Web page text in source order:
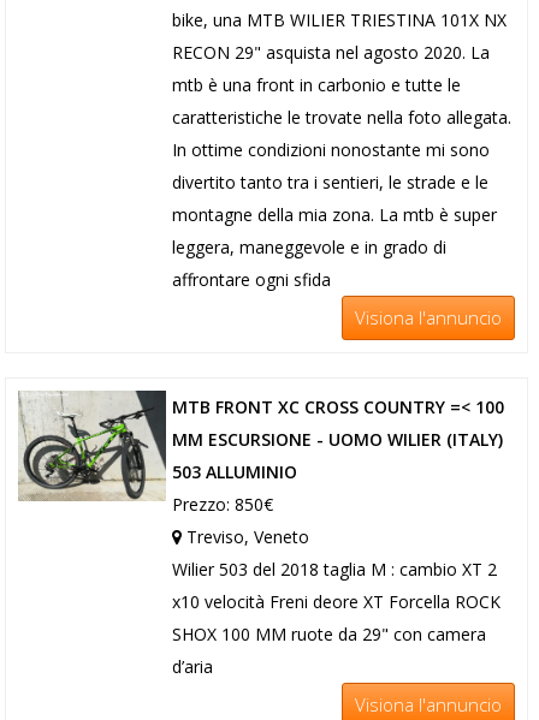
bike, una MTB WILIER TRIESTINA 101X NX
RECON 29" asquista nel agosto 2020. La
mtb è una front in carbonio e tutte le
caratteristiche le trovate nella foto allegata.
In ottime condizioni nonostante mi sono
divertito tanto tra i sentieri, le strade e le
montagne della mia zona. La mtb è super
leggera, maneggevole e in grado di
affrontare ogni sfida
Visiona l'annuncio
MTB FRONT XC CROSS COUNTRY =< 100
MM ESCURSIONE - UOMO WILIER (ITALY)
503 ALLUMINIO
Prezzo: 850€
Treviso, Veneto
Wilier 503 del 2018 taglia M : cambio XT 2
x10 velocità Freni deore XT Forcella ROCK
SHOX 100 MM ruote da 29" con camera
d’aria
Visiona l'annuncio